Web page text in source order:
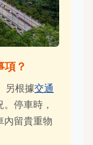
？
另根據交通
停車時，
內留貴重物